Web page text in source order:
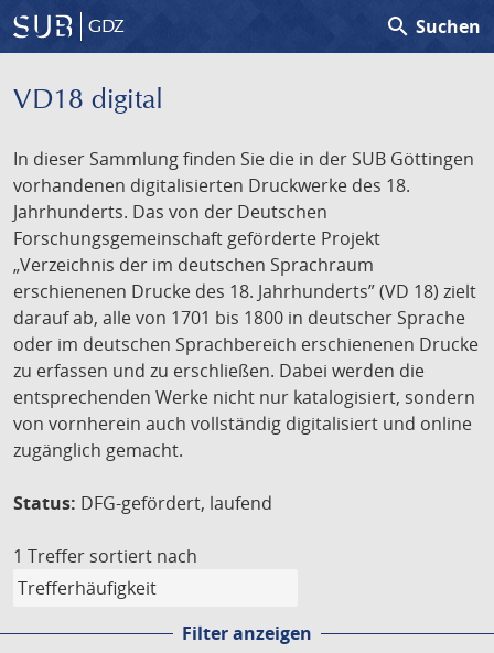
GDZ search Suchen
VD18 digital
In dieser Sammlung finden Sie die in der SUB Göttingen
vorhandenen digitalisierten Druckwerke des 18.
Jahrhunderts. Das von der Deutschen
Forschungsgemeinschaft geförderte Projekt
„Verzeichnis der im deutschen Sprachraum
erschienenen Drucke des 18. Jahrhunderts” (VD 18) zielt
darauf ab, alle von 1701 bis 1800 in deutscher Sprache
oder im deutschen Sprachbereich erschienenen Drucke
zu erfassen und zu erschließen. Dabei werden die
entsprechenden Werke nicht nur katalogisiert, sondern
von vornherein auch vollständig digitalisiert und online
zugänglich gemacht.
Status: DFG-gefördert, laufend
1 Treffer sortiert nach
Filter anzeigen